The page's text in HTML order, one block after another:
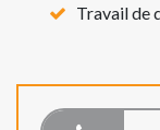
Travail de